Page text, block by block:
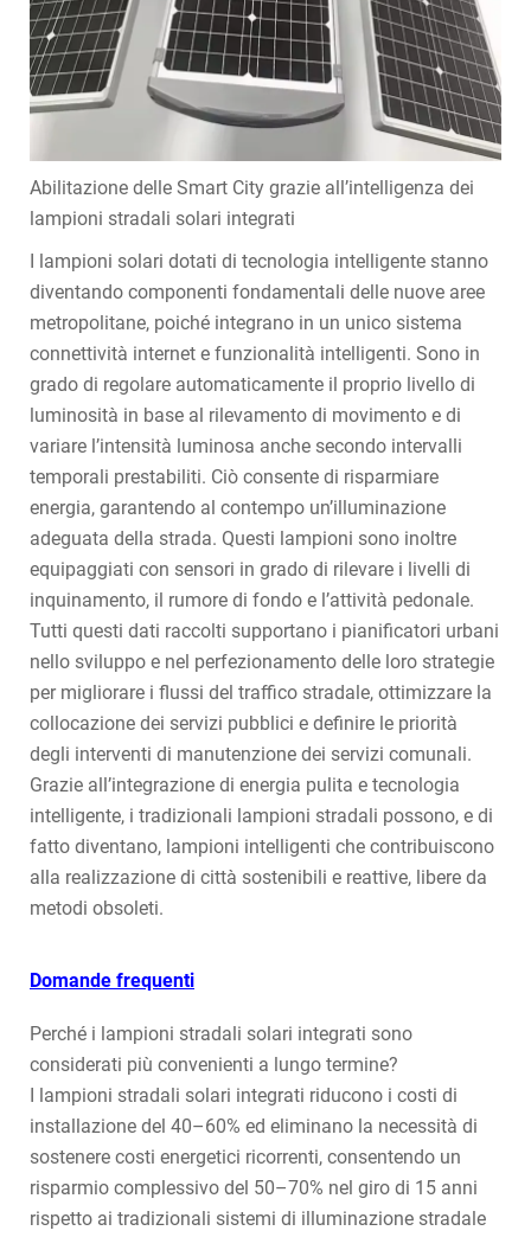
Abilitazione delle Smart City grazie all’intelligenza dei
lampioni stradali solari integrati
I lampioni solari dotati di tecnologia intelligente stanno
diventando componenti fondamentali delle nuove aree
metropolitane, poiché integrano in un unico sistema
connettività internet e funzionalità intelligenti. Sono in
grado di regolare automaticamente il proprio livello di
luminosità in base al rilevamento di movimento e di
variare l’intensità luminosa anche secondo intervalli
temporali prestabiliti. Ciò consente di risparmiare
energia, garantendo al contempo un’illuminazione
adeguata della strada. Questi lampioni sono inoltre
equipaggiati con sensori in grado di rilevare i livelli di
inquinamento, il rumore di fondo e l’attività pedonale.
Tutti questi dati raccolti supportano i pianificatori urbani
nello sviluppo e nel perfezionamento delle loro strategie
per migliorare i flussi del traffico stradale, ottimizzare la
collocazione dei servizi pubblici e definire le priorità
degli interventi di manutenzione dei servizi comunali.
Grazie all’integrazione di energia pulita e tecnologia
intelligente, i tradizionali lampioni stradali possono, e di
fatto diventano, lampioni intelligenti che contribuiscono
alla realizzazione di città sostenibili e reattive, libere da
metodi obsoleti.
Domande frequenti
Perché i lampioni stradali solari integrati sono
considerati più convenienti a lungo termine?
I lampioni stradali solari integrati riducono i costi di
installazione del 40–60% ed eliminano la necessità di
sostenere costi energetici ricorrenti, consentendo un
risparmio complessivo del 50–70% nel giro di 15 anni
rispetto ai tradizionali sistemi di illuminazione stradale